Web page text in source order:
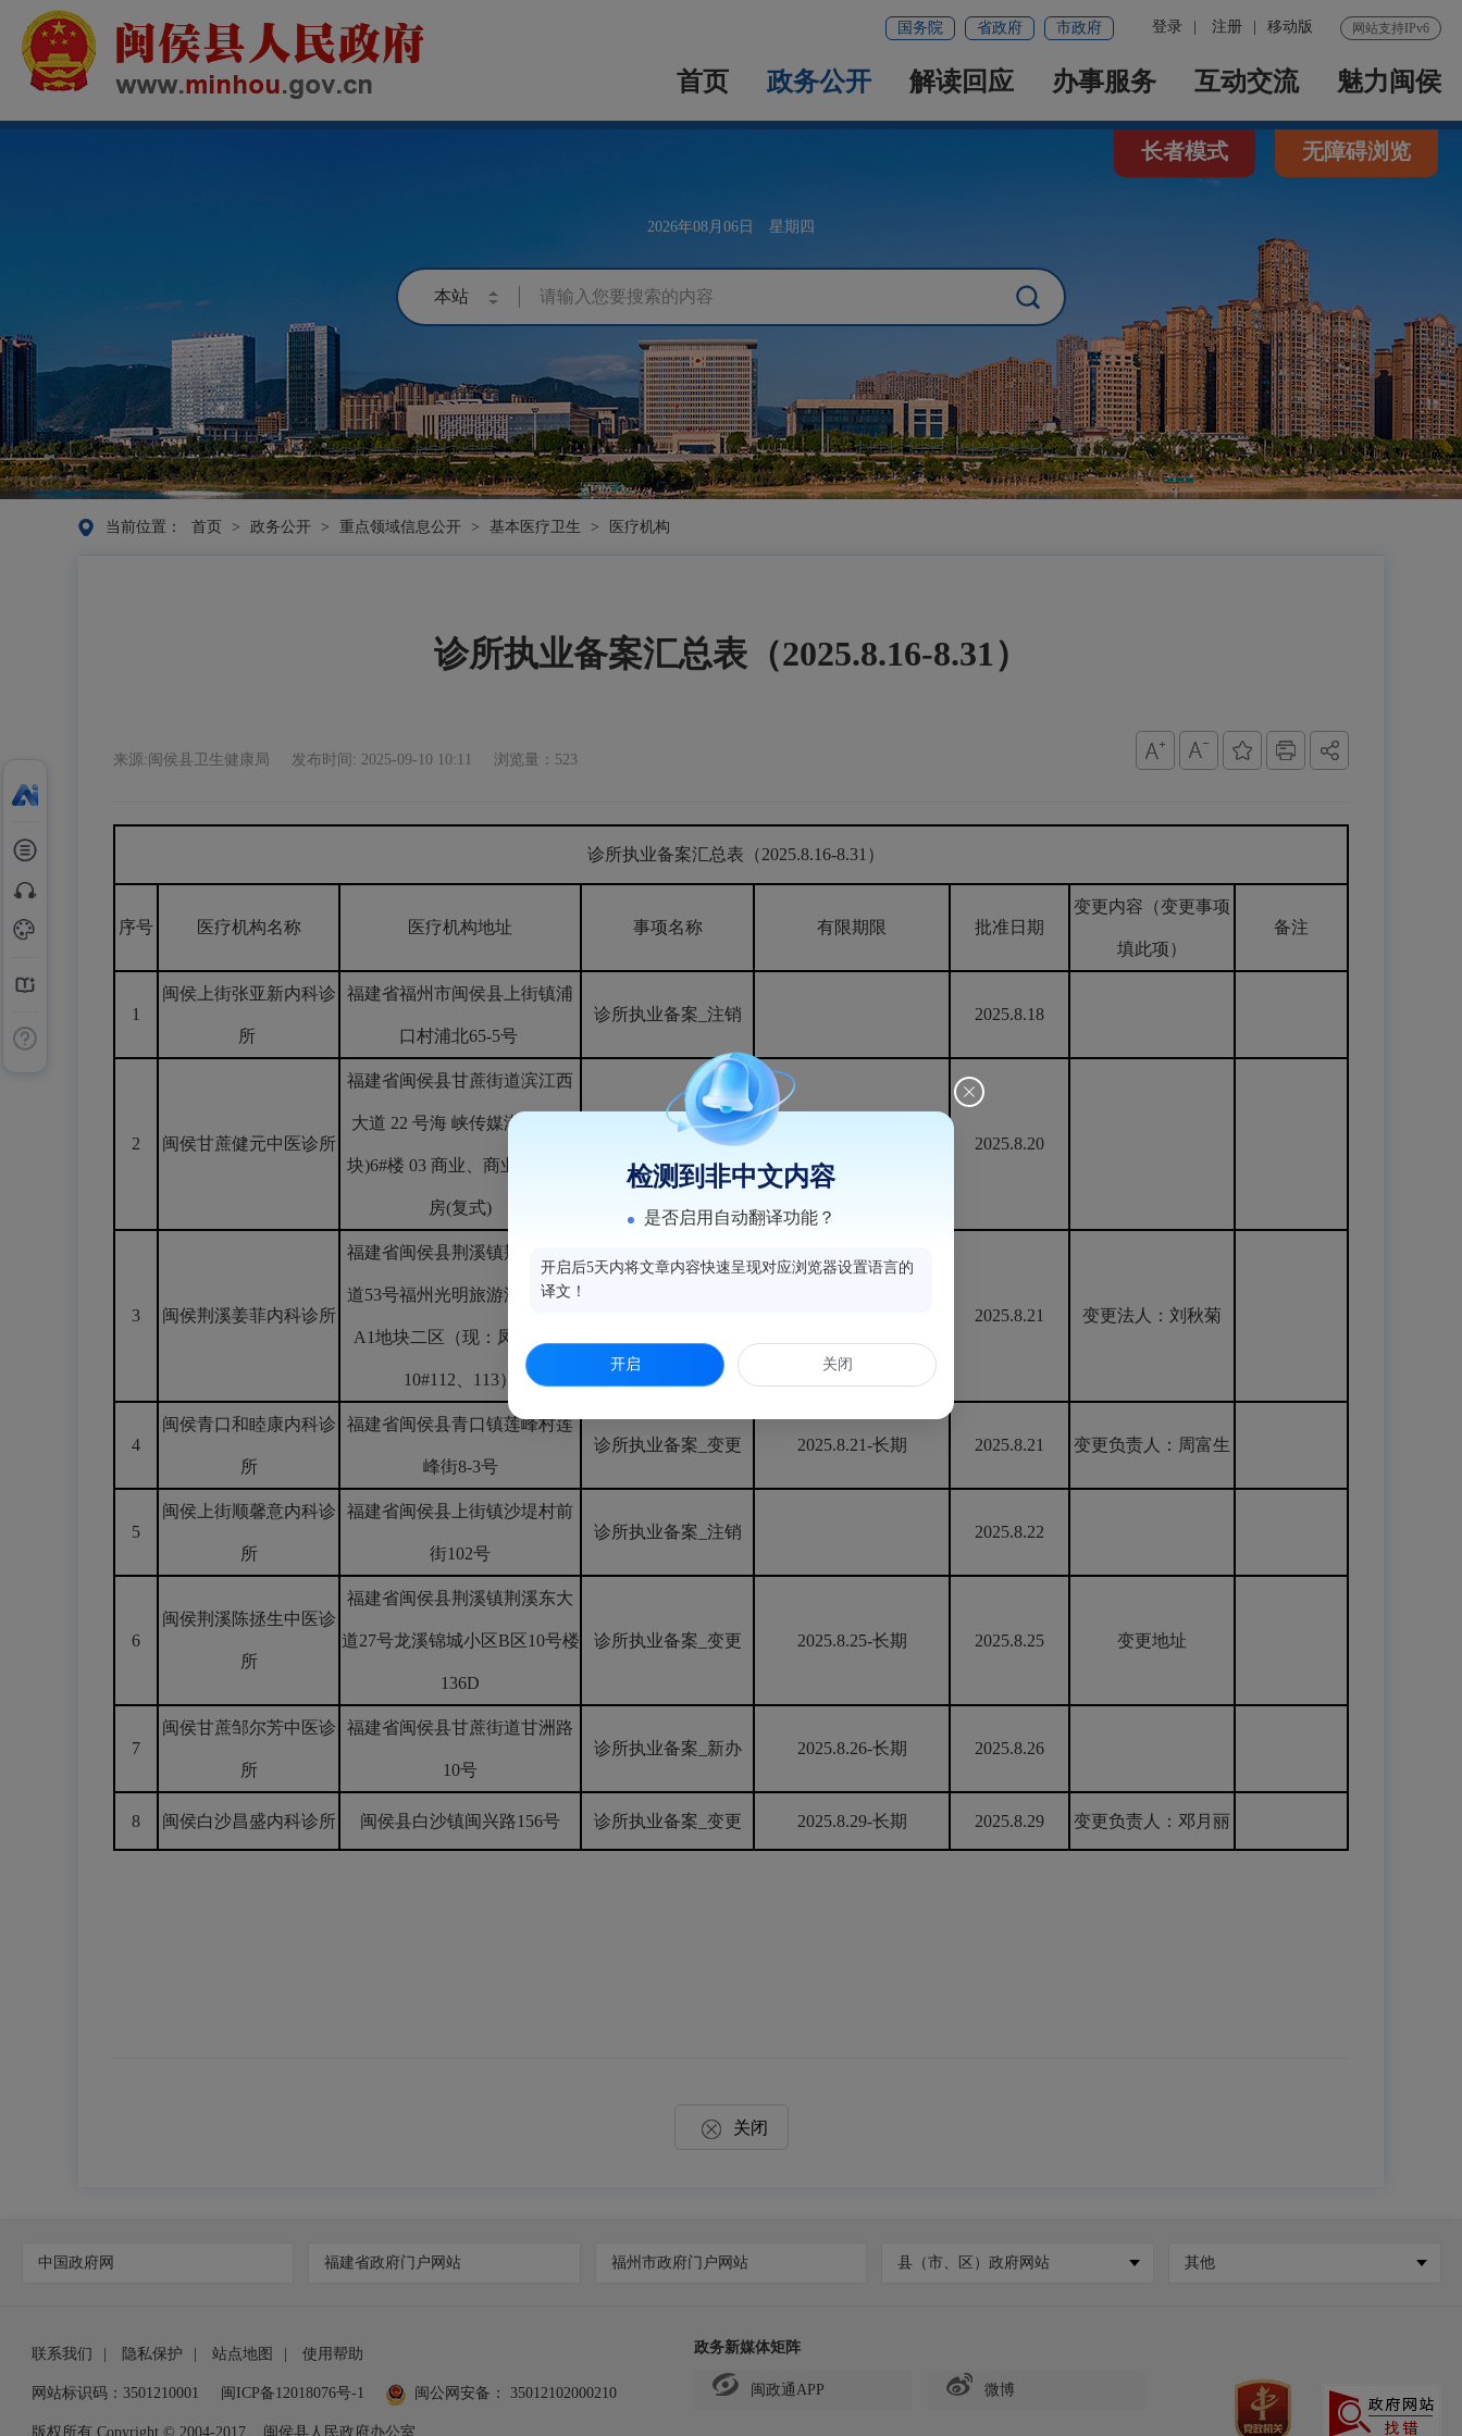
网站支持IPv6
登录 注册 移动版
国务院 省政府 市政府
首页 政务公开 解读回应 办事服务 互动交流 魅力闽侯
2026年08月06日 星期四
长者模式 无障碍浏览
当前位置： 首页 > 政务公开 > 重点领域信息公开 > 基本医疗卫生 > 医疗机构
诊所执业备案汇总表（2025.8.16-8.31）
来源:闽侯县卫生健康局 发布时间: 2025-09-10 10:11 浏览量：523
诊所执业备案汇总表（2025.8.16-8.31）
序号 医疗机构名称 医疗机构地址 事项名称 有限期限 批准日期
变更内容（变更事项
填此项）
备注
1
闽侯上街张亚新内科诊
所
福建省福州市闽侯县上街镇浦
口村浦北65-5号
诊所执业备案_注销 2025.8.18
2 闽侯甘蔗健元中医诊所
福建省闽侯县甘蔗街道滨江西
大道 22 号海 峡传媒港(A1 地
块)6#楼 03 商业、商业辅助 用
房(复式)
诊所执业备案_新办 2025.8.20
3 闽侯荆溪姜菲内科诊所
福建省闽侯县荆溪镇荆溪东大
道53号福州光明旅游温泉小镇
A1地块二区（现：凤翔凡悦
10#112、113）
2025.8.21 变更法人：刘秋菊
4
闽侯青口和睦康内科诊
所
福建省闽侯县青口镇莲峰村莲
峰街8-3号
诊所执业备案_变更 2025.8.21-长期 2025.8.21 变更负责人：周富生
5
闽侯上街顺馨意内科诊
所
福建省闽侯县上街镇沙堤村前
街102号
诊所执业备案_注销 2025.8.22
6
闽侯荆溪陈拯生中医诊
所
福建省闽侯县荆溪镇荆溪东大
道27号龙溪锦城小区B区10号楼
136D
诊所执业备案_变更 2025.8.25-长期 2025.8.25 变更地址
7
闽侯甘蔗邹尔芳中医诊
所
福建省闽侯县甘蔗街道甘洲路
10号
诊所执业备案_新办 2025.8.26-长期 2025.8.26
8 闽侯白沙昌盛内科诊所 闽侯县白沙镇闽兴路156号 诊所执业备案_变更 2025.8.29-长期 2025.8.29 变更负责人：邓月丽
关闭
中国政府网 福建省政府门户网站 福州市政府门户网站 县（市、区）政府网站 其他
联系我们 隐私保护 站点地图 使用帮助
网站标识码：3501210001 闽ICP备12018076号-1 闽公网安备： 35012102000210
版权所有 Copyright © 2004-2017 闽侯县人民政府办公室
政务新媒体矩阵
闽政通APP 微博
检测到非中文内容
是否启用自动翻译功能？
开启后5天内将文章内容快速呈现对应浏览器设置语言的
译文！
开启 关闭